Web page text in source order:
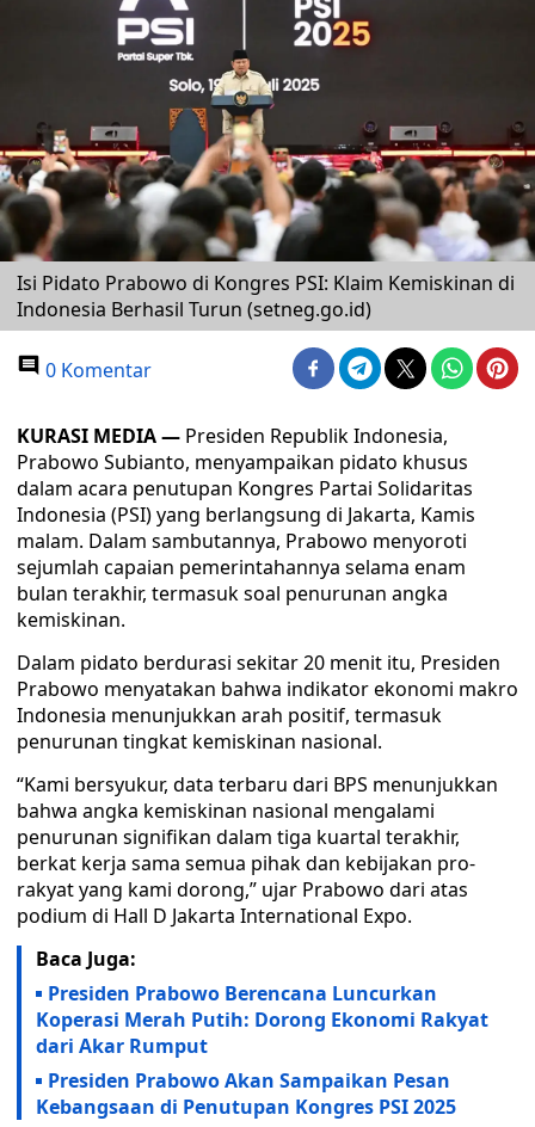
Isi Pidato Prabowo di Kongres PSI: Klaim Kemiskinan di
Indonesia Berhasil Turun (setneg.go.id)
0 Komentar
KURASI MEDIA — Presiden Republik Indonesia,
Prabowo Subianto, menyampaikan pidato khusus
dalam acara penutupan Kongres Partai Solidaritas
Indonesia (PSI) yang berlangsung di Jakarta, Kamis
malam. Dalam sambutannya, Prabowo menyoroti
sejumlah capaian pemerintahannya selama enam
bulan terakhir, termasuk soal penurunan angka
kemiskinan.
Dalam pidato berdurasi sekitar 20 menit itu, Presiden
Prabowo menyatakan bahwa indikator ekonomi makro
Indonesia menunjukkan arah positif, termasuk
penurunan tingkat kemiskinan nasional.
“Kami bersyukur, data terbaru dari BPS menunjukkan
bahwa angka kemiskinan nasional mengalami
penurunan signifikan dalam tiga kuartal terakhir,
berkat kerja sama semua pihak dan kebijakan pro-
rakyat yang kami dorong,” ujar Prabowo dari atas
podium di Hall D Jakarta International Expo.
Baca Juga:
Presiden Prabowo Berencana Luncurkan
Koperasi Merah Putih: Dorong Ekonomi Rakyat
dari Akar Rumput
Presiden Prabowo Akan Sampaikan Pesan
Kebangsaan di Penutupan Kongres PSI 2025